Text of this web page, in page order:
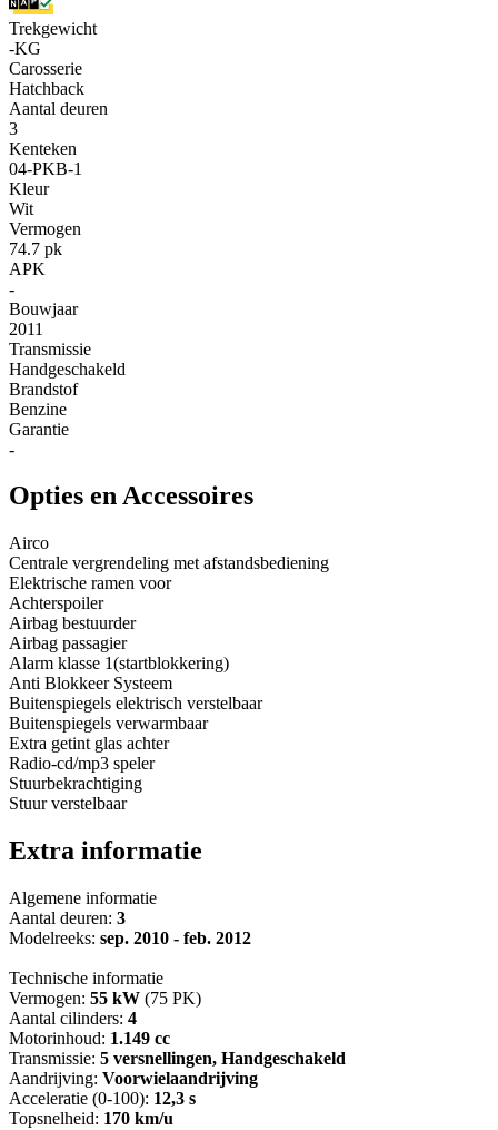
Trekgewicht
-KG
Carosserie
Hatchback
Aantal deuren
3
Kenteken
04-PKB-1
Kleur
Wit
Vermogen
74.7 pk
APK
-
Bouwjaar
2011
Transmissie
Handgeschakeld
Brandstof
Benzine
Garantie
-
Opties en Accessoires
Airco
Centrale vergrendeling met afstandsbediening
Elektrische ramen voor
Achterspoiler
Airbag bestuurder
Airbag passagier
Alarm klasse 1(startblokkering)
Anti Blokkeer Systeem
Buitenspiegels elektrisch verstelbaar
Buitenspiegels verwarmbaar
Extra getint glas achter
Radio-cd/mp3 speler
Stuurbekrachtiging
Stuur verstelbaar
Extra informatie
Algemene informatie
Aantal deuren: 3
Modelreeks: sep. 2010 - feb. 2012
Technische informatie
Vermogen: 55 kW (75 PK)
Aantal cilinders: 4
Motorinhoud: 1.149 cc
Transmissie: 5 versnellingen, Handgeschakeld
Aandrijving: Voorwielaandrijving
Acceleratie (0-100): 12,3 s
Topsnelheid: 170 km/u